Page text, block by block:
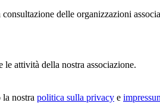
delle organizzazioni
attività della nostra associazione.
nostra politica sulla privacy e